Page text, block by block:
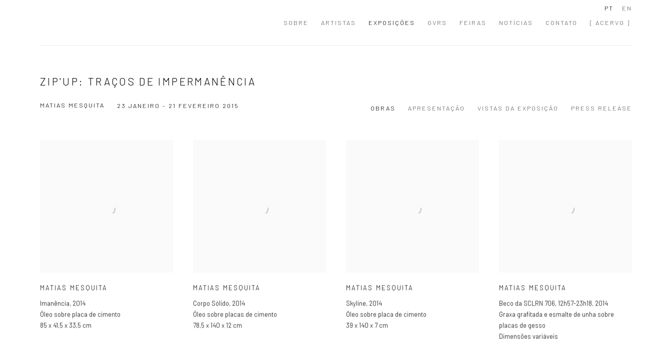
SOBRE ARTISTAS EXPOSIÇÕES OVRS FEIRAS NOTÍCIAS CONTATO [ ACERVO ]
PT EN
ZIP'UP: TRAÇOS DE IMPERMANÊNCIA
MATIAS MESQUITA 23 JANEIRO - 21 FEVEREIRO 2015 OBRAS APRESENTAÇÃO VISTAS DA EXPOSIÇÃO PRESS RELEASE
MATIAS MESQUITA
Imanência, 2014
Óleo sobre placa de cimento
85 x 41,5 x 33,5 cm
MATIAS MESQUITA
Corpo Sólido, 2014
Óleo sobre placas de cimento
78,5 x 140 x 12 cm
MATIAS MESQUITA
Skyline, 2014
Óleo sobre placa de cimento
39 x 140 x 7 cm
MATIAS MESQUITA
Beco da SCLRN 706, 12h57-23h18, 2014
Graxa grafitada e esmalte de unha sobre
placas de gesso
Dimensões variáveis